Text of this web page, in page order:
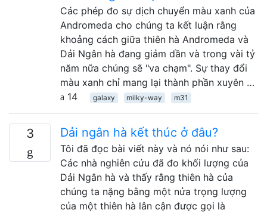
Các phép đo sự dịch chuyển màu xanh của
Andromeda cho chúng ta kết luận rằng
khoảng cách giữa thiên hà Andromeda và
Dải Ngân hà đang giảm dần và trong vài tỷ
năm nữa chúng sẽ "va chạm". Sự thay đổi
màu xanh chỉ mang lại thành phần xuyên …
14
galaxy milky-way m31
3 Dải ngân hà kết thúc ở đâu?
Tôi đã đọc bài viết này và nó nói như sau:
Các nhà nghiên cứu đã đo khối lượng của
Dải Ngân hà và thấy rằng thiên hà của
chúng ta nặng bằng một nửa trọng lượng
của một thiên hà lân cận được gọi là